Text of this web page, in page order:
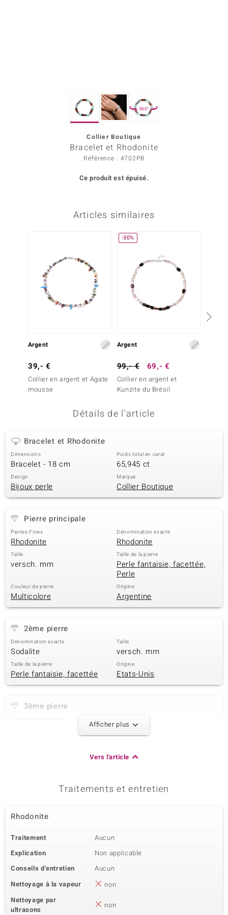
Collection
360°
Collier Boutique
Bracelet et Rhodonite
Référence : 4702PB
Ce produit est épuisé.
Articles similaires
Argent
39,- €
Collier en argent et Agate
mousse
-30%
Argent
99,- € 69,- €
Collier en argent et
Kunzite du Brésil
Détails de l'article
Bracelet et Rhodonite
Dimensions
Bracelet - 18 cm
Poids total en carat
65,945 ct
Design
Bijoux perle
Marque
Collier Boutique
Pierre principale
Pierres Fines
Rhodonite
Dénomination exacte
Rhodonite
Taille
versch. mm
Taille de la pierre
Perle fantaisie, facettée,
Perle
Couleur de pierre
Multicolore
Origine
Argentine
2ème pierre
Dénomination exacte
Sodalite
Taille
versch. mm
Taille de la pierre
Perle fantaisie, facettée
Origine
Etats-Unis
3ème pierre
Jaspe à bandes argenté versch. mm
Perle fantaisie, facettée Etats-Unis
4ème pierre
Taille de la pierre
Larvikite
Taille de la pierre
Perle fantaisie, facettée
Afficher plus
Vers l'article
Traitements et entretien
Rhodonite
Traitement
Aucun
Explication
Non applicable
Conseils d'entretien
Aucun
Nettoyage à la vapeur
non
Nettoyage par
ultrasons
non